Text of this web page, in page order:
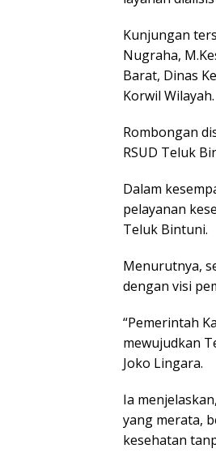
Kunjungan
Nugraha,
Barat, Dinas
Korwil Wilayah.
Rombongan
RSUD Teluk
Dalam
pelayanan
Teluk Bintuni.
Menurutnya,
dengan visi
“Pemerintah
mewujudkan
Joko Lingara.
Ia
yang merata,
kesehatan